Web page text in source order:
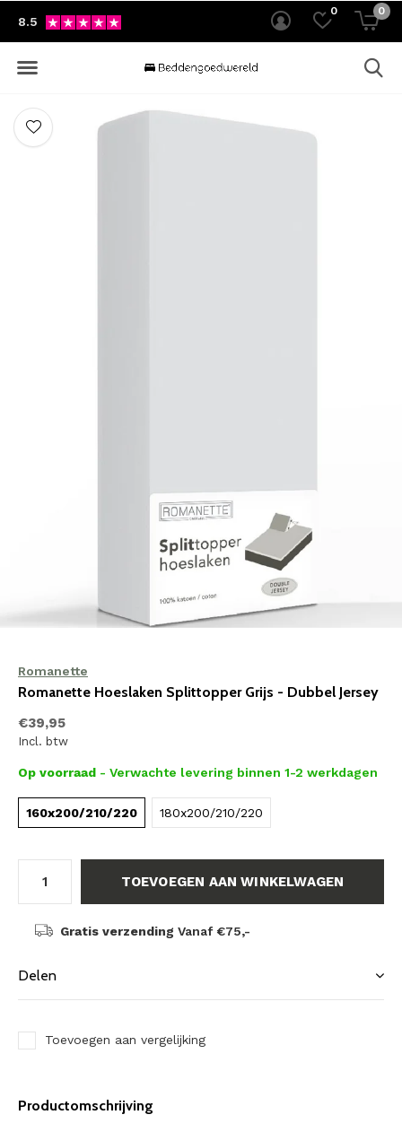
0 0
8.5
Romanette
Romanette Hoeslaken Splittopper Grijs - Dubbel Jersey
€39,95
Incl. btw
Op voorraad - Verwachte levering binnen 1-2 werkdagen
160x200/210/220 180x200/210/220
TOEVOEGEN AAN WINKELWAGEN
Gratis verzending Vanaf €75,-
Delen
Toevoegen aan vergelijking
Productomschrijving